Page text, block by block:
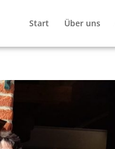
Start Über uns